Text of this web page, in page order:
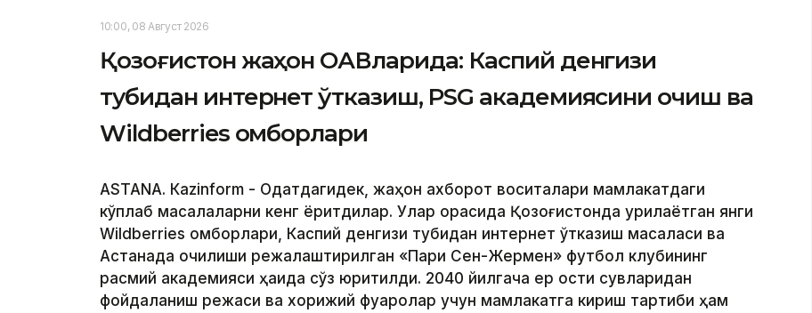
10:00, 08 Август 2026
Қозоғистон жаҳон ОАВларида: Каспий денгизи
тубидан интернет ўтказиш, PSG академиясини очиш ва
Wildberries омборлари
ASTANА. Кazinform - Одатдагидек, жаҳон ахборот воситалари мамлакатдаги
кўплаб масалаларни кенг ёритдилар. Улар орасида Қозоғистонда қурилаётган янги
Wildberries омборлари, Каспий денгизи тубидан интернет ўтказиш масаласи ва
Астанада очилиши режалаштирилган «Пари Сен-Жермен» футбол клубининг
расмий академияси ҳақида сўз юритилди. 2040 йилгача ер ости сувларидан
фойдаланиш режаси ва хорижий фуқаролар учун мамлакатга кириш тартиби ҳам